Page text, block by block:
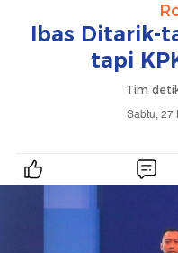
Ibas Ditarik-
tapi
Tim
Sabtu, 27